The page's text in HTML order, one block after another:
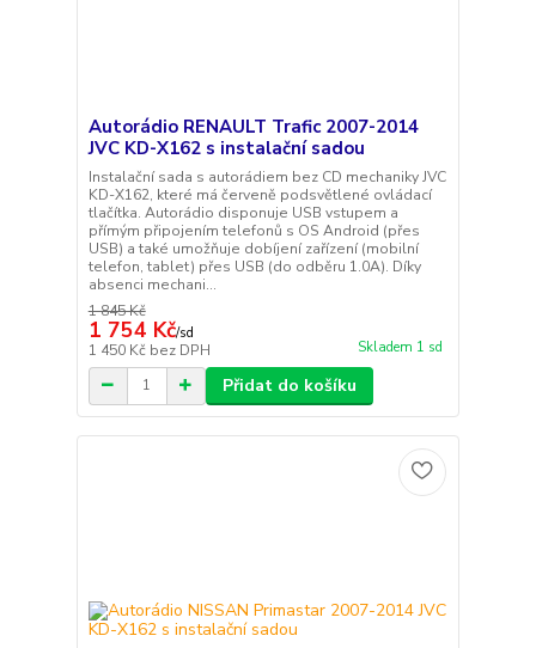
Autorádio RENAULT Trafic 2007-2014
JVC KD-X162 s instalační sadou
Instalační sada s autorádiem bez CD mechaniky JVC
KD-X162, které má červeně podsvětlené ovládací
tlačítka. Autorádio disponuje USB vstupem a
přímým připojením telefonů s OS Android (přes
USB) a také umožňuje dobíjení zařízení (mobilní
telefon, tablet) přes USB (do odběru 1.0A). Díky
absenci mechani...
1 845 Kč
1 754 Kč/sd
1 450 Kč bez DPH Skladem 1 sd
Přidat do košíku